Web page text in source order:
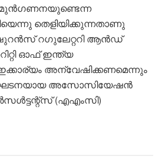
മുൻഗണനയുണ്ടെന്ന
തെളിയിക്കുന്നതാണു
റഗുലേറ്ററി ആൻഡ്
ഓഫ് ഇന്ത്യ
അന്വേഷിക്കണമെന്നും
അസോസിയേഷൻ
(എഎംസി)